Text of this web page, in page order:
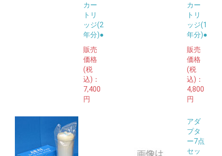
カー
トリ
ッジ(2
年分)●
販売
価格
(税
込)：
7,400
円
カー
トリ
ッジ(1
年分)●
販売
価格
(税
込)：
4,800
円
アダ
プタ
ー7点
セッ